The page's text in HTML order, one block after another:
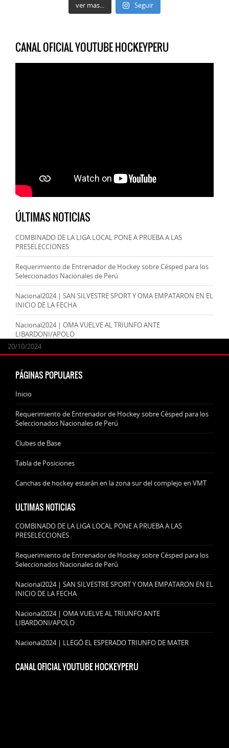
ver mas... Seguir
CANAL OFICIAL YOUTUBE HOCKEYPERU
ÚLTIMAS NOTICIAS
COMBINADO DE LA LIGA LOCAL PONE A PRUEBA A LAS
PRESELECCIONES
24/09/2025
Requerimiento de Entrenador de Hockey sobre Césped para los
Seleccionados Nacionales de Perú
07/11/2024
Nacional2024 | SAN SILVESTRE SPORT Y OMA EMPATARON EN EL
INICIO DE LA FECHA
20/10/2024
Nacional2024 | OMA VUELVE AL TRIUNFO ANTE
LIBARDONI/APOLO
20/10/2024
PÁGINAS POPULARES
Inicio
Requerimiento de Entrenador de Hockey sobre Césped para los
Seleccionados Nacionales de Perú
Clubes de Base
Tabla de Posiciones
Canchas de hockey estarán en la zona sur del complejo en VMT
ULTIMAS NOTICIAS
COMBINADO DE LA LIGA LOCAL PONE A PRUEBA A LAS
PRESELECCIONES
Requerimiento de Entrenador de Hockey sobre Césped para los
Seleccionados Nacionales de Perú
Nacional2024 | SAN SILVESTRE SPORT Y OMA EMPATARON EN EL
INICIO DE LA FECHA
Nacional2024 | OMA VUELVE AL TRIUNFO ANTE
LIBARDONI/APOLO
Nacional2024 | LLEGÓ EL ESPERADO TRIUNFO DE MATER
CANAL OFICIAL YOUTUBE HOCKEYPERU